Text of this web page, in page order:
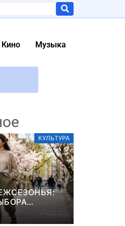
Кино Музыка
КУЛЬТУРА
И